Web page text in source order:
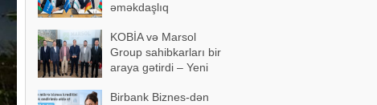
əməkdaşlıq
imzalayıb
KOBİA və Marsol
Group sahibkarları bir
araya gətirdi – Yeni
müzakirə olunduBirbank Biznes-dən